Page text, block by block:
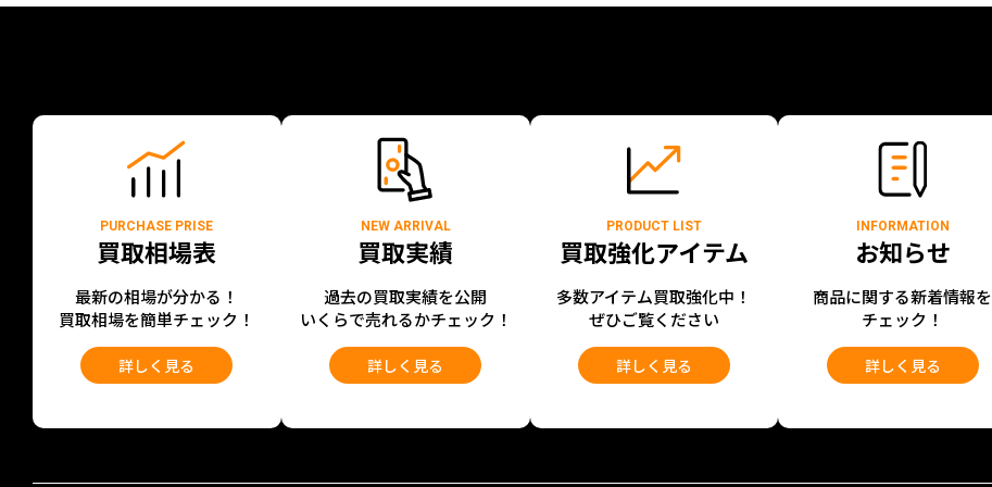
PURCHASE PRISE
買取相場表
最新の相場が分かる！
買取相場を簡単チェック！
詳しく見る
NEW ARRIVAL
買取実績
過去の買取実績を公開
いくらで売れるかチェック！
詳しく見る
PRODUCT LIST
買取強化アイテム
多数アイテム買取強化中！
ぜひご覧ください
詳しく見る
INFORMATION
お知らせ
商品に関する新着情報を
チェック！
詳しく見る